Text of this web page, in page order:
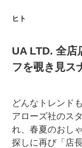
ヒト
UA LTD. 全店
フを覗き見ス
どんなトレンド
アローズ社のス
れ、春夏のおし
探しに再び「店